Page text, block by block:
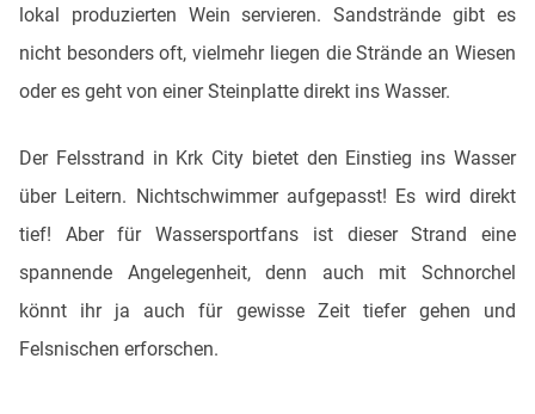
lokal produzierten Wein servieren. Sandstrände gibt es
nicht besonders oft, vielmehr liegen die Strände an Wiesen
oder es geht von einer Steinplatte direkt ins Wasser.
Der Felsstrand in Krk City bietet den Einstieg ins Wasser
über Leitern. Nichtschwimmer aufgepasst! Es wird direkt
tief! Aber für Wassersportfans ist dieser Strand eine
spannende Angelegenheit, denn auch mit Schnorchel
könnt ihr ja auch für gewisse Zeit tiefer gehen und
Felsnischen erforschen.